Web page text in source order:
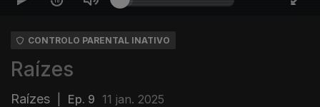
CONTROLO PARENTAL INATIVO
Raízes
Raízes Ep. 9 11 jan. 2025